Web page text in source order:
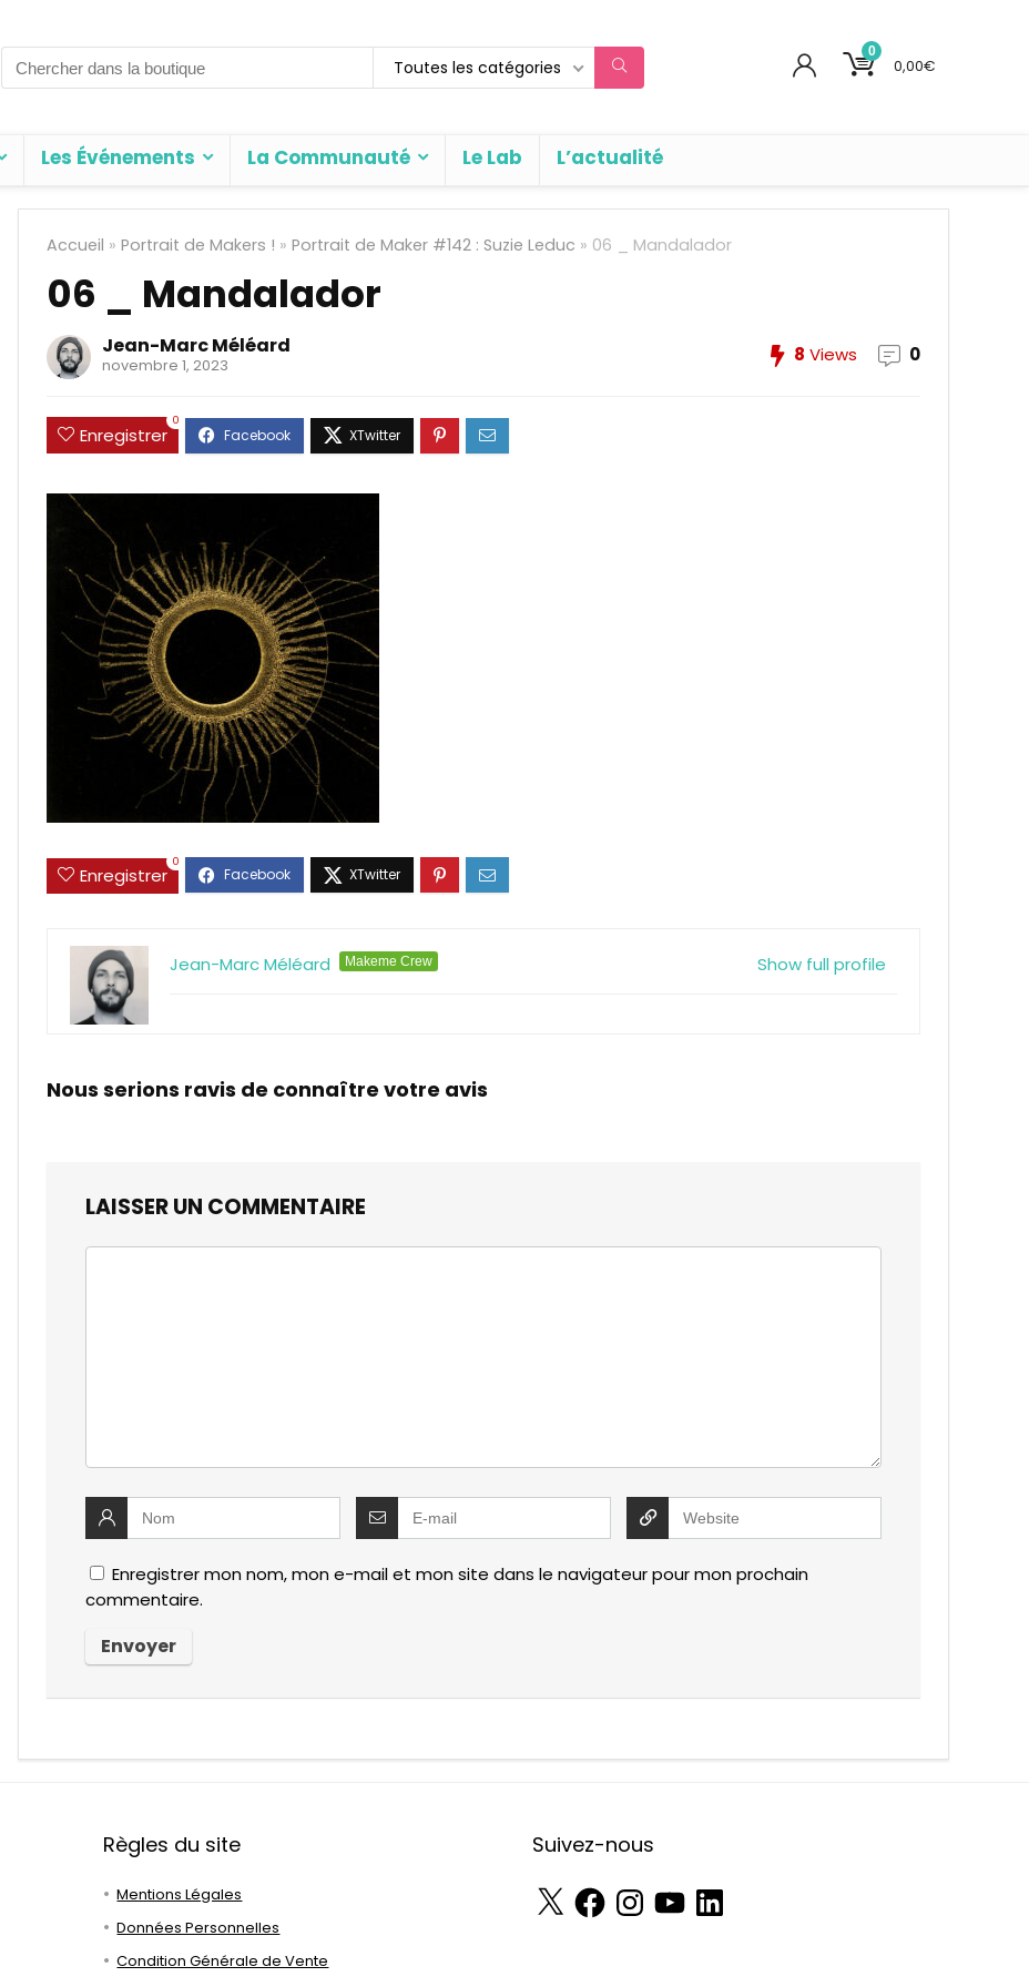
Search
for:
Toutes les catégories
0
0,00€
Les Événements La Communauté Le Lab L’actualité
Accueil » Portrait de Makers ! » Portrait de Maker #142 : Suzie Leduc » 06 _ Mandalador
06 _ Mandalador
Jean-Marc Méléard
novembre 1, 2023 8 Views 0
Enregistrer
0
Enregistrer
0
Show full profile
Jean-Marc Méléard Makeme Crew
Nous serions ravis de connaître votre avis
LAISSER UN COMMENTAIRE
Enregistrer mon nom, mon e-mail et mon site dans le navigateur pour mon prochain
commentaire.
Règles du site
Mentions Légales
Données Personnelles
Condition Générale de Vente
Suivez-nous
X FacebookInstagramYouTube
LinkedIn